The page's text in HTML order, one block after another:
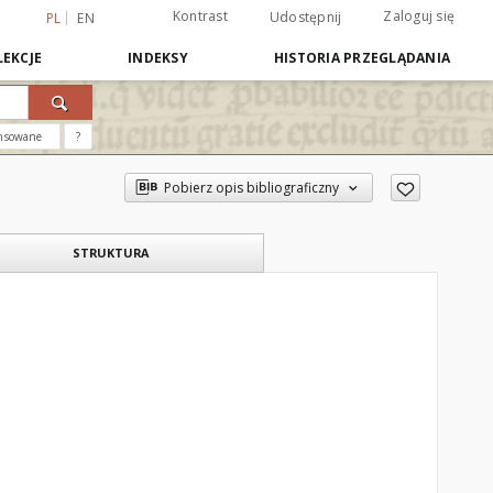
PL EN Kontrast Udostępnij Zaloguj się
INDEKSY HISTORIA PRZEGLĄDANIA
?
Pobierz opis bibliograficzny
STRUKTURA